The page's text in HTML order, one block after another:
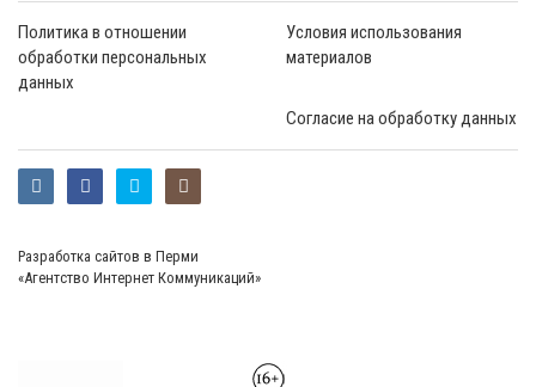
Политика в отношении
обработки персональных
данных
Условия использования
материалов
Согласие на обработку данных
Разработка сайтов в Перми
«Агентство Интернет Коммуникаций»